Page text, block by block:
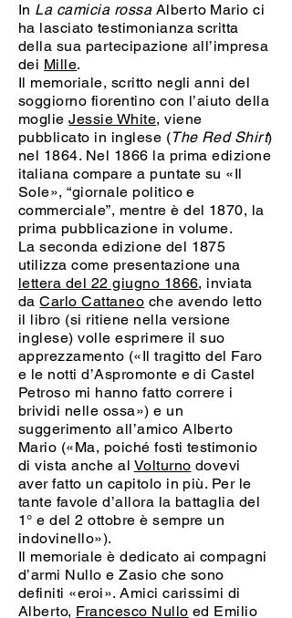
In La camicia rossa Alberto Mario ci
ha lasciato testimonianza scritta
della sua partecipazione all’impresa
dei Mille.
Il memoriale, scritto negli anni del
soggiorno fiorentino con l’aiuto della
moglieJessie White, viene
pubblicato in inglese (The Red Shirt)
nel 1864. Nel 1866 la prima edizione
italiana compare a puntate su «Il
Sole», “giornale politico e
commerciale”, mentre è del 1870, la
prima pubblicazione in volume.
La seconda edizione del 1875
utilizza come presentazione una
lettera del 22 giugno 1866, inviata
daCarlo Cattaneo che avendo letto
il libro (si ritiene nella versione
inglese) volle esprimere il suo
apprezzamento («Il tragitto del Faro
e le notti d’Aspromonte e di Castel
Petroso mi hanno fatto correre i
brividi nelle ossa») e un
suggerimento all’amico Alberto
Mario («Ma, poiché fosti testimonio
di vista anche al Volturno dovevi
aver fatto un capitolo in più. Per le
tante favole d’allora la battaglia del
1° e del 2 ottobre è sempre un
indovinello»).
Il memoriale è dedicato ai compagni
d’armi Nullo e Zasio che sono
definiti «eroi». Amici carissimi di
Alberto, Francesco Nullo ed Emilio